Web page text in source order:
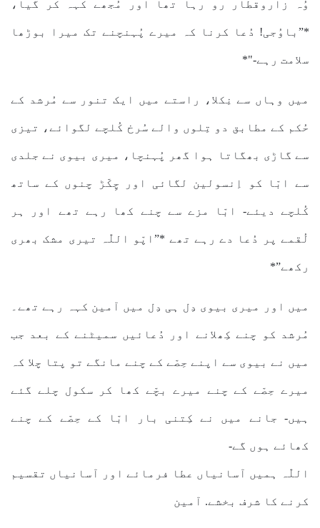
وُہ زاروقطار رو رہا تھا اور مُجھے کہہ کر گیا،
*”باوُجی! دُعا کرنا کہ میرے پُہنچنے تک میرا بوڑھا
سلامت رہے-"*
میں وہاں سے نِکلا، راستے میں ایک تنور سے مُرشد کے
حُکم کے مطابق دو تِلوں والے سُرخ کُلچے لگوائے، تیزی
سے گاڑی بھگاتا ہوا گھر پُہنچا، میری بیوی نے جلدی
سے ابّا کو اِنسولین لگائی اور چِکّڑ چنوں کے ساتھ
کُلچے دیئے- ابّا مزے سے چنے کھا رہے تھے اور ہر
لُقمے پر دُعا دے رہے تھے *”اپّو اللّٰہ تیری مشک بھری
رکھے”*
میں اور میری بیوی دِل ہی دِل میں آمین کہہ رہے تھے۔
مُرشد کو چنے کِھلانے اور دُعائیں سمیٹنے کے بعد جب
میں نے بیوی سے اپنے حِصّے کے چنے مانگے تو پتا چلا کہ
میرے حِصّے کے چنے میرے بچّے کھا کر سکول چلے گئے
ہیں- جانے میں نے کِتنی بار ابّا کے حِصّے کے چنے
کھائے ہوں گے-
اللّٰہ ہمیں آسانیاں عطا فرمائے اور آسانیاں تقسیم
کرنے کا شرف بخشے. آمین